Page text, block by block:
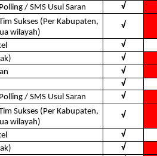
/ SMS Usul Saran
√
Sukses (Per Kabupaten,
wilayah)
√
√
√
√
√
/ SMS Usul Saran
√
Sukses (Per Kabupaten,
wilayah)
√
√
√